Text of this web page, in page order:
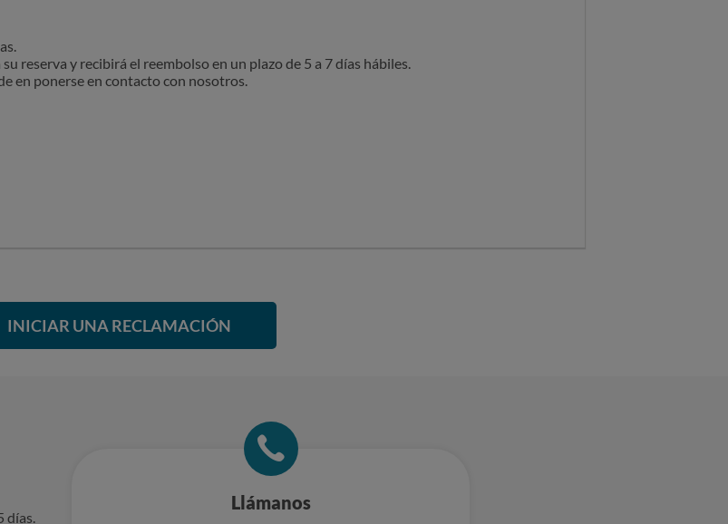
reserva y recibirá el reembolso en un plazo de 5 a 7 días hábiles.
en ponerse en contacto con nosotros.
INICIAR UNA RECLAMACIÓN
días.
Llámanos